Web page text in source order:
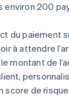
environ 200
du paiement
à attendre
montant de
score de